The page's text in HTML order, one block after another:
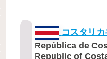
コスタリカ
República de
Republic of